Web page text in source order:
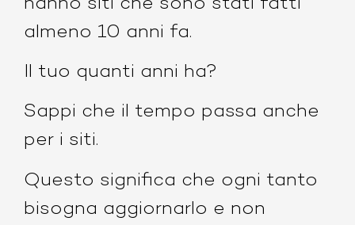
hanno siti che sono stati fatti
almeno 10 anni fa.
Il tuo quanti anni ha?
Sappi che il tempo passa anche
per i siti.
Questo significa che ogni tanto
bisogna aggiornarlo e non